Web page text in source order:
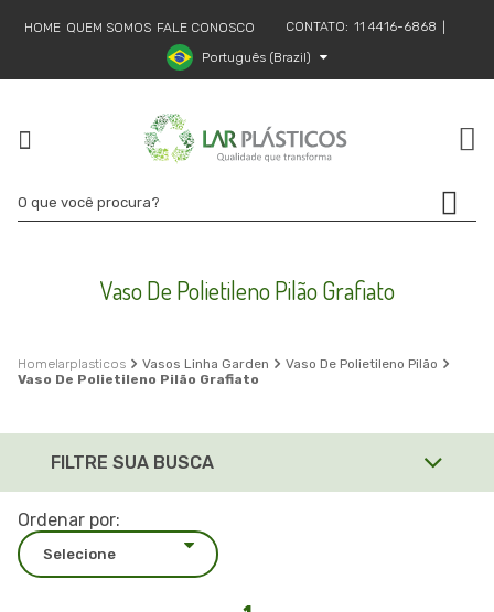
HOME QUEM SOMOS FALE CONOSCO CONTATO: 11 4416-6868
Português (Brazil)
Vaso De Polietileno Pilão Grafiato
larplasticos Vasos Linha Garden
Vaso De Polietileno Pilão
Vaso De Polietileno Pilão Grafiato
FILTRE SUA BUSCA
Ordenar por: